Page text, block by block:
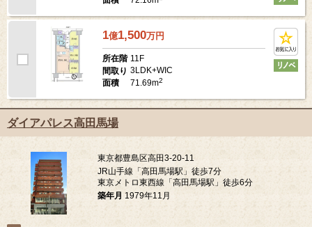
1億1,500万円
所在階 11F
間取り 3LDK+WIC
面積
71.69m2
ダイアパレス高田馬場
東京都豊島区高田3-20-11
JR山手線「高田馬場駅」徒歩7分
東京メトロ東西線「高田馬場駅」徒歩6分
築年月 1979年11月